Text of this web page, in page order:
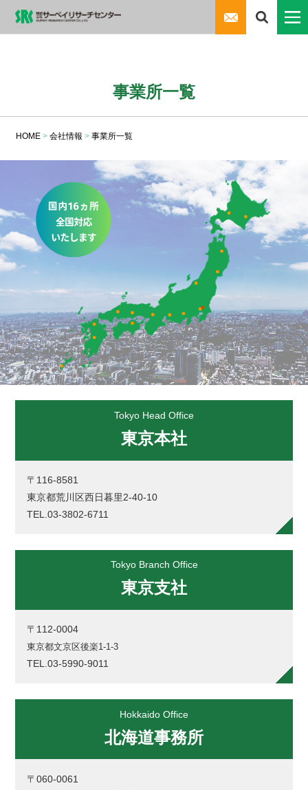
事業所一覧
HOME >会社情報 >事業所一覧
Tokyo Head Office
東京本社
〒116-8581
東京都荒川区西日暮里2-40-10
TEL.03-3802-6711
Tokyo Branch Office
東京支社
〒112-0004
東京都文京区後楽1-1-3
TEL.03-5990-9011
Hokkaido Office
北海道事務所
〒060-0061